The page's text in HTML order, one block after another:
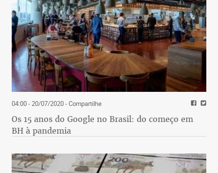
04:00 - 20/07/2020- Compartilhe
Os 15 anos do Google no Brasil: do começo em
BH à pandemia